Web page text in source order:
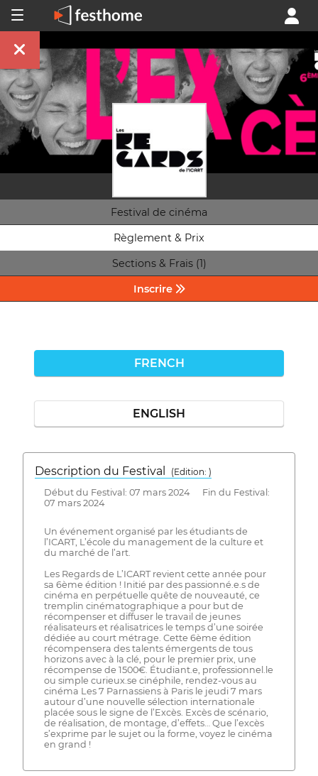
Festival de cinéma
Règlement & Prix
Sections & Frais (1)
Inscrire
FRENCH
ENGLISH
Description du Festival
( Edition: )
Début du Festival: 07 mars 2024 Fin du Festival:
07 mars 2024
Un événement organisé par les étudiants de
l’ICART, L’école du management de la culture et
du marché de l’art.
Les Regards de L’ICART revient cette année pour
sa 6ème édition ! Initié par des passionné.e.s de
cinéma en perpétuelle quête de nouveauté, ce
tremplin cinématographique a pour but de
récompenser et diffuser le travail de jeunes
réalisateurs et réalisatrices le temps d’une soirée
dédiée au court métrage. Cette 6ème édition
récompensera des talents émergents de tous
horizons avec à la clé, pour le premier prix, une
récompense de 1500€. Étudiant.e, professionnel.le
ou simple curieux.se cinéphile, rendez-vous au
cinéma Les 7 Parnassiens à Paris le jeudi 7 mars
autour d’une nouvelle sélection internationale
placée sous le signe de l’Excès. Excès de scénario,
de réalisation, de montage, d’effets… Que l’excès
s’exprime par le sujet ou la forme, voyez le cinéma
en grand !